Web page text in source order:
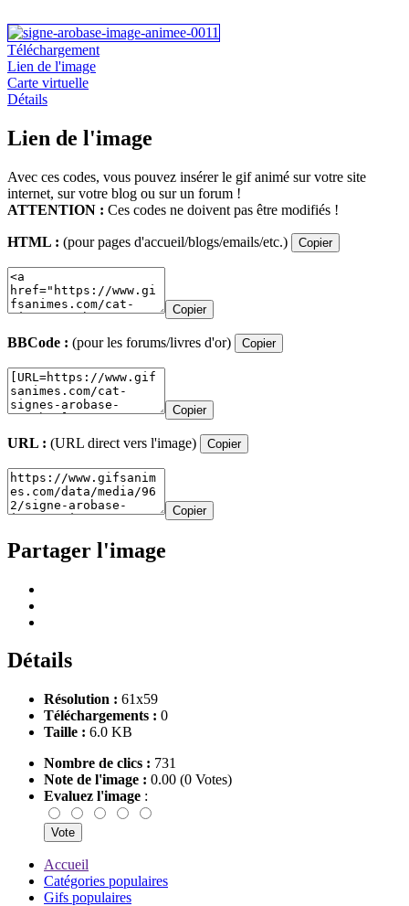
Téléchargement
Lien de l'image
Carte virtuelle
Détails
Lien de l'image
Avec ces codes, vous pouvez insérer le gif animé sur votre site
internet, sur votre blog ou sur un forum !
ATTENTION : Ces codes ne doivent pas être modifiés !
HTML : (pour pages d'accueil/blogs/emails/etc.) Copier
Copier
BBCode : (pour les forums/livres d'or) Copier
Copier
URL : (URL direct vers l'image) Copier
Copier
Partager l'image
Détails
Résolution : 61x59
Téléchargements : 0
Taille : 6.0 KB
Nombre de clics : 731
Note de l'image : 0.00 (0 Votes)
Evaluez l'image :
Accueil
Catégories populaires
Gifs populaires